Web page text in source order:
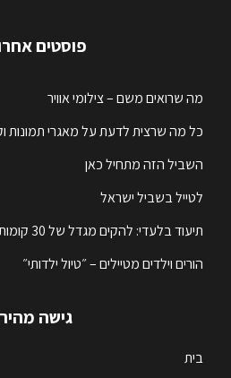
פוסטים
מה שרואים משם – צילומי אוויר
כל מה שרצית לדעת על מאגרי תמונות
השביל הזה מתחיל כאן
לטייל בשביל ישראל
תיעוד בלעדי: להקים מגדל של 30 קומות בלב הים
הורים וילדים מטיילים – ״טיול ילדותי״
גישה
בית